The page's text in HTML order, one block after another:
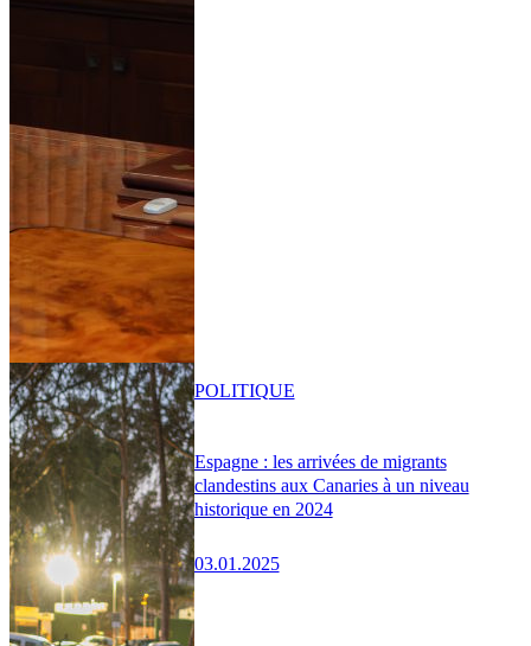
Espagne : les arrivées de migrants
clandestins aux Canaries à un niveau
historique en 2024
03.01.2025
POLITIQUE